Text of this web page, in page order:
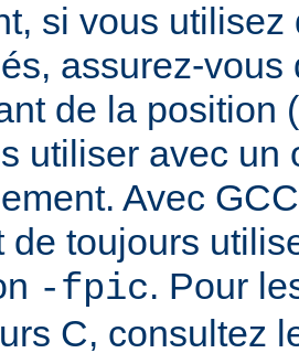
si vous
assurez-vous
de la position
utiliser avec un
Avec
de toujours
-fpic. Pour
C, consultez